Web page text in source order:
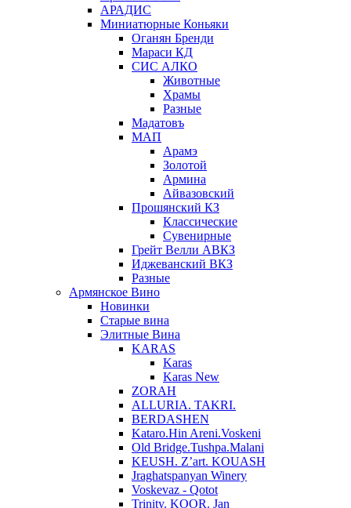
АРАДИС
Миниатюрные Коньяки
Оганян Бренди
Мараси КД
СИС АЛКО
Животные
Храмы
Разные
Мадатовъ
МАП
Арамэ
Золотой
Армина
Айвазовский
Прошянский КЗ
Классические
Сувенирные
Грейт Велли АВКЗ
Иджеванский ВКЗ
Разные
Армянское Вино
Новинки
Старые вина
Элитные Вина
KARAS
Karas
Karas New
ZORAH
ALLURIA. TAKRI.
BERDASHEN
Kataro.Hin Areni.Voskeni
Old Bridge.Tushpa.Malani
KEUSH. Z’art. KOUASH
Jraghatspanyan Winery
Voskevaz - Qotot
Trinity. KOOR. Jan